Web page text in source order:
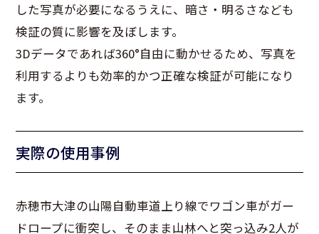
した写真が必要になるうえに、暗さ・明るさなども
検証の質に影響を及ぼします。
3Dデータであれば360°自由に動かせるため、写真を
利用するよりも効率的かつ正確な検証が可能になり
ます。
実際の使用事例
赤穂市大津の山陽自動車道上り線でワゴン車がガー
ドロープに衝突し、そのまま山林へと突っ込み2人が